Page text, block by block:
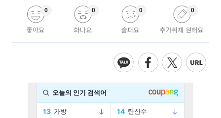
좋아요
0
화나요
0
슬퍼요
0
추가취재 원해요
0